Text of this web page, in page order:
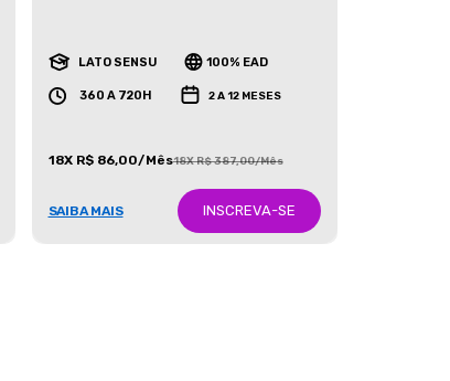
LATO SENSU 100% EAD
360 A 720H 2 A 12 MESES
18X R$ 86,00/Mês18X R$ 387,00/Mês
SAIBA MAIS INSCREVA-SE